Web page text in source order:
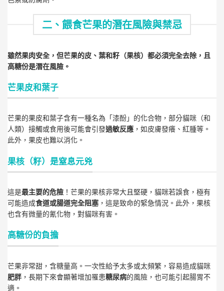
二、餵食芒果的潛在風險與禁忌
雖然果肉安全，但芒果的皮、葉和籽（果核）都必須完全去除，且
高糖份是潛在風險。
芒果皮和葉子
芒果的果皮和葉子含有一種名為「漆酚」的化合物，部分貓咪（和
人類）接觸或食用後可能會引發過敏反應 ，如皮膚發癢、紅腫等。
此外，果皮也難以消化。
果核（籽）是窒息元兇
這是最主要的危險 ！芒果的果核非常大且堅硬，貓咪若誤食，極有
可能造成食道或腸道完全阻塞 ，這是致命的緊急情況。此外，果核
也含有微量的氰化物，對貓咪有害。
高糖份的負擔
芒果非常甜，含糖量高。一次性給予太多或太頻繁，容易造成貓咪
肥胖 ，長期下來會顯著增加罹患糖尿病的風險，也可能引起腸胃不
適。